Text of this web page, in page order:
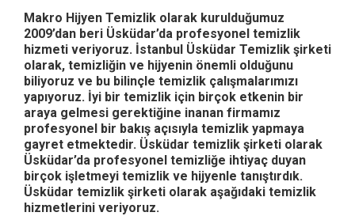
Makro Hijyen Temizlik olarak kurulduğumuz
2009’dan beri Üsküdar’da profesyonel temizlik
hizmeti veriyoruz. İstanbul Üsküdar Temizlik şirketi
olarak, temizliğin ve hijyenin önemli olduğunu
biliyoruz ve bu bilinçle temizlik çalışmalarımızı
yapıyoruz. İyi bir temizlik için birçok etkenin bir
araya gelmesi gerektiğine inanan firmamız
profesyonel bir bakış açısıyla temizlik yapmaya
gayret etmektedir. Üsküdar temizlik şirketi olarak
Üsküdar’da profesyonel temizliğe ihtiyaç duyan
birçok işletmeyi temizlik ve hijyenle tanıştırdık.
Üsküdar temizlik şirketi olarak aşağıdaki temizlik
hizmetlerini veriyoruz.